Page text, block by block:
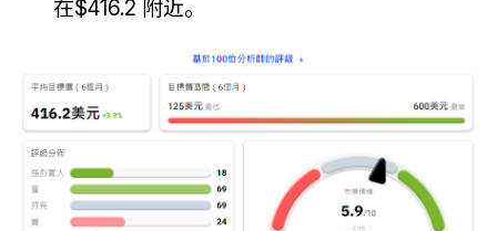
在$416.2 附近。